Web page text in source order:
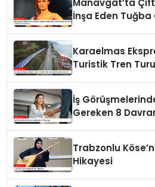
Manavgat’ta
İnşa Eden
Karaelmas
Turistik Tren
İş
Gereken 8
Trabzonlu
Hikayesi